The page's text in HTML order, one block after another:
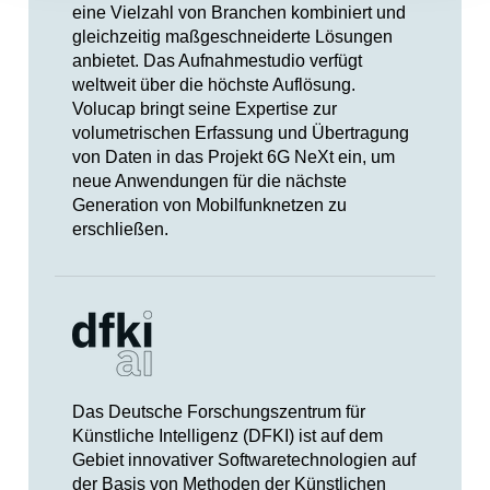
eine Vielzahl von Branchen kombiniert und
gleichzeitig maßgeschneiderte Lösungen
anbietet. Das Aufnahmestudio verfügt
weltweit über die höchste Auflösung.
Volucap bringt seine Expertise zur
volumetrischen Erfassung und Übertragung
von Daten in das Projekt 6G NeXt ein, um
neue Anwendungen für die nächste
Generation von Mobilfunknetzen zu
erschließen.
Das Deutsche Forschungszentrum für
Künstliche Intelligenz (DFKI) ist auf dem
Gebiet innovativer Softwaretechnologien auf
der Basis von Methoden der Künstlichen